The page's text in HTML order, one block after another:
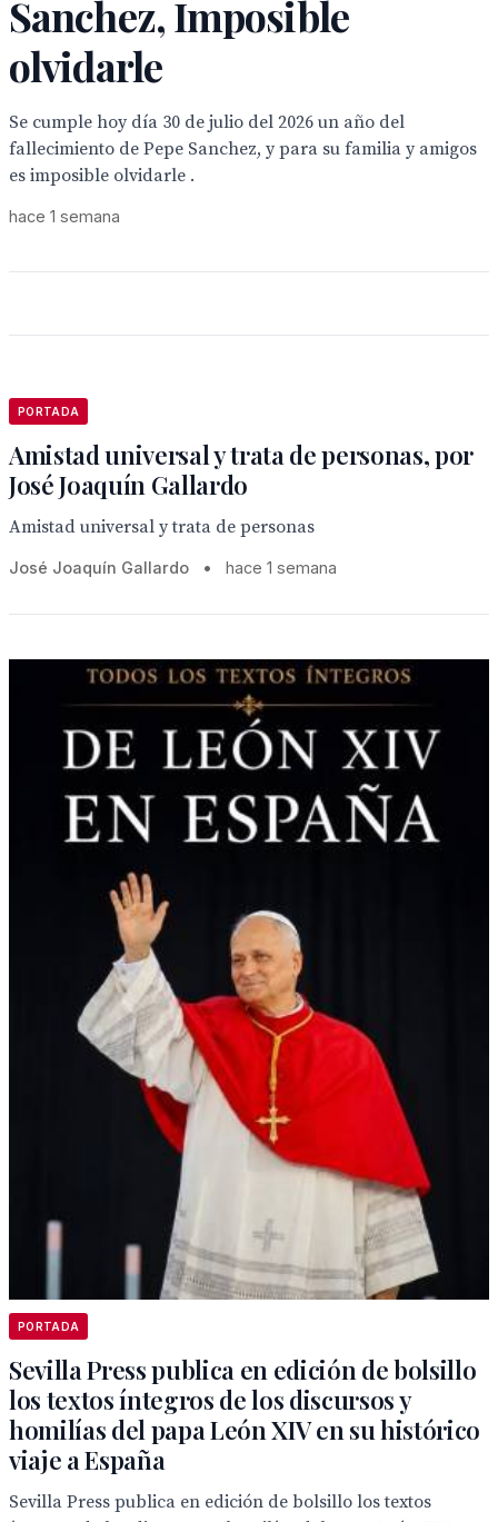
Sanchez, Imposible
olvidarle
Se cumple hoy día 30 de julio del 2026 un año del
fallecimiento de Pepe Sanchez, y para su familia y amigos
es imposible olvidarle .
hace 1 semana
PORTADA
Amistad universal y trata de personas, por
José Joaquín Gallardo
Amistad universal y trata de personas
José Joaquín Gallardo • hace 1 semana
PORTADA
Sevilla Press publica en edición de bolsillo
los textos íntegros de los discursos y
homilías del papa León XIV en su histórico
viaje a España
Sevilla Press publica en edición de bolsillo los textos